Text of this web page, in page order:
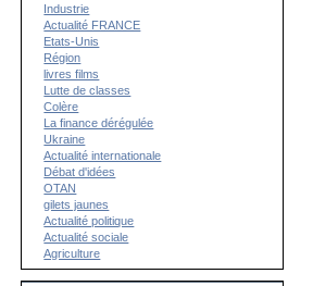
Industrie
Actualité FRANCE
Etats-Unis
Région
livres films
Lutte de classes
Colère
La finance dérégulée
Ukraine
Actualité internationale
Débat d'idées
OTAN
gilets jaunes
Actualité politique
Actualité sociale
Agriculture